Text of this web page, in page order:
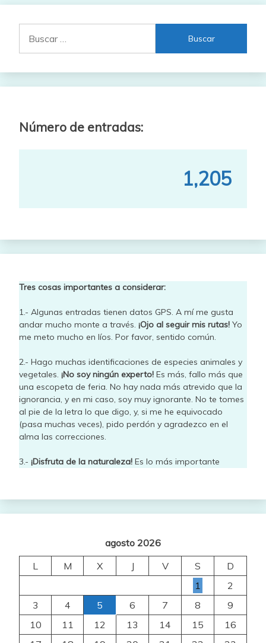
Número de entradas:
1,205
Tres cosas importantes a considerar:
1.- Algunas entradas tienen datos GPS. A mí me gusta
andar mucho monte a través. ¡Ojo al seguir mis rutas! Yo
me meto mucho en líos. Por favor, sentido común.
2.- Hago muchas identificaciones de especies animales y
vegetales. ¡No soy ningún experto! Es más, fallo más que
una escopeta de feria. No hay nada más atrevido que la
ignorancia, y en mi caso, soy muy ignorante. No te tomes
al pie de la letra lo que digo, y, si me he equivocado
(pasa muchas veces), pido perdón y agradezco en el
alma las correcciones.
3.- ¡Disfruta de la naturaleza! Es lo más importante
agosto 2026
L
M X J V S
D
1
2
3
4 5 6 7 8
9
10
11 12 13 14 15
16